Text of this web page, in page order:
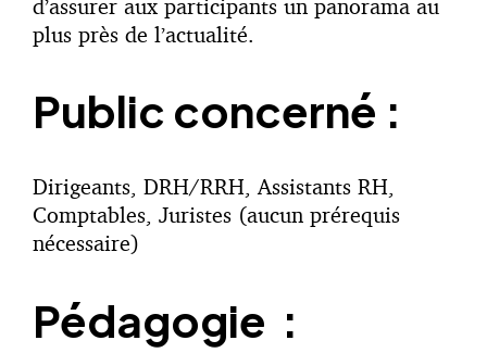
d’assurer aux participants un panorama au
plus près de l’actualité.
Public concerné :
Dirigeants, DRH/RRH, Assistants RH,
Comptables, Juristes (aucun prérequis
nécessaire)
Pédagogie :